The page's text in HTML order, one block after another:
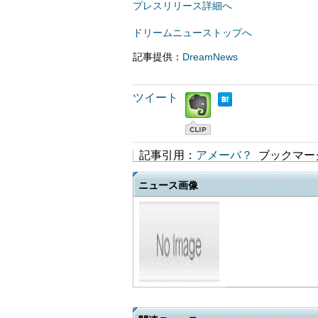
プレスリリース詳細へ
ドリームニューストップへ
記事提供： DreamNews
ツイート
記事引用： アメーバ？ ブックマー
ニュース画像